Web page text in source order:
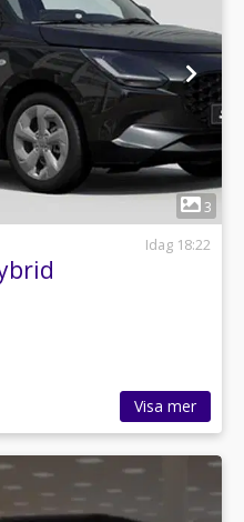
3
Idag 18:22
Visa mer